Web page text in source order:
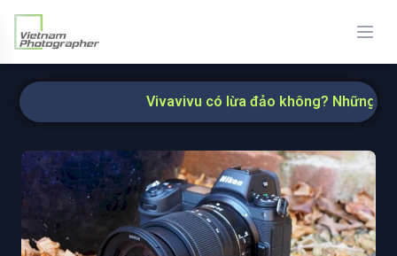
Vivavivu có lừa đảo không? Những thông tin